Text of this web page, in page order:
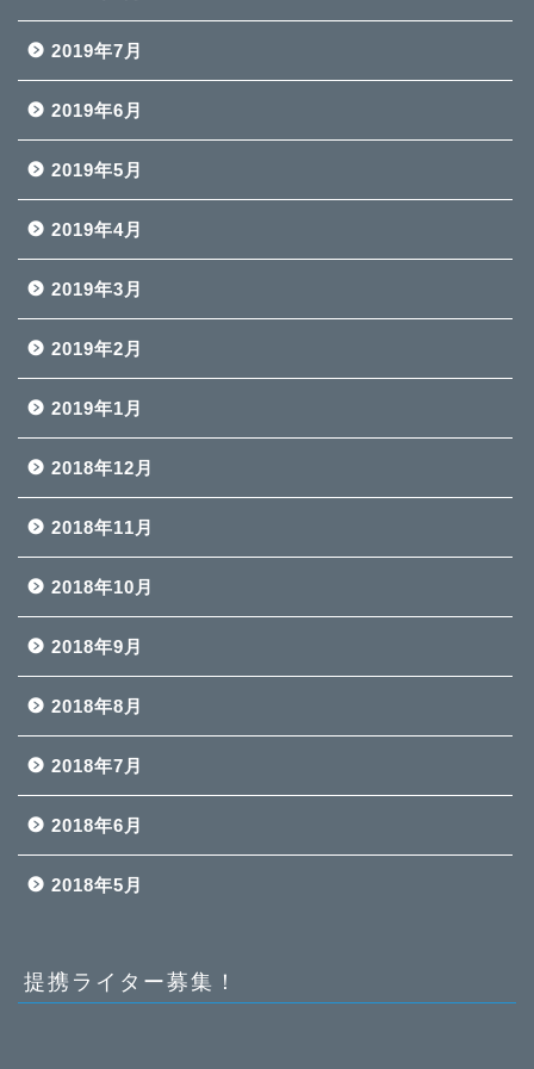
2019年7月
2019年6月
2019年5月
2019年4月
2019年3月
2019年2月
2019年1月
2018年12月
2018年11月
2018年10月
2018年9月
2018年8月
2018年7月
2018年6月
2018年5月
提携ライター募集！